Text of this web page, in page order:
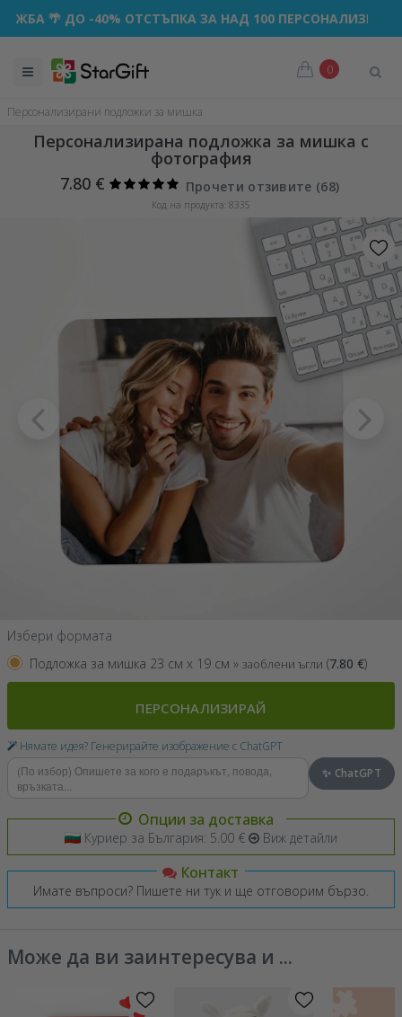
ДО -40% ОТСТЪПКА ЗА НАД 100 ПЕРСОНАЛИЗИРАНИ
0
Персонализирани подложки за мишка
Персонализирана подложка за мишка с
фотография
7.80 €
Прочети отзивите (68)
Код на продукта: 8335
Избери формата
Подложка за мишка 23 см x 19 см » заоблени ъгли (7.80 €)
ПЕРСОНАЛИЗИРАЙ
Нямате идея? Генерирайте изображение с ChatGPT
✨ ChatGPT
Опции за доставка
Куриер за България: 5.00 € Виж детайли
Контакт
Имате въпроси? Пишете ни тук и ще отговорим бързо.
Може да ви заинтересува и ...